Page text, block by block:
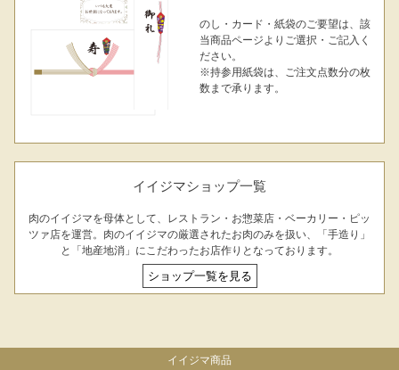
のし・カード・紙袋のご要望は、該
当商品ページよりご選択・ご記入く
ださい。
※持参用紙袋は、ご注文点数分の枚
数まで承ります。
イイジマショップ一覧
肉のイイジマを母体として、レストラン・お惣菜店・ベーカリー・ピッ
ツァ店を運営。肉のイイジマの厳選されたお肉のみを扱い、「手造り」
と「地産地消」にこだわったお店作りとなっております。
ショップ一覧を見る
イイジマ商品